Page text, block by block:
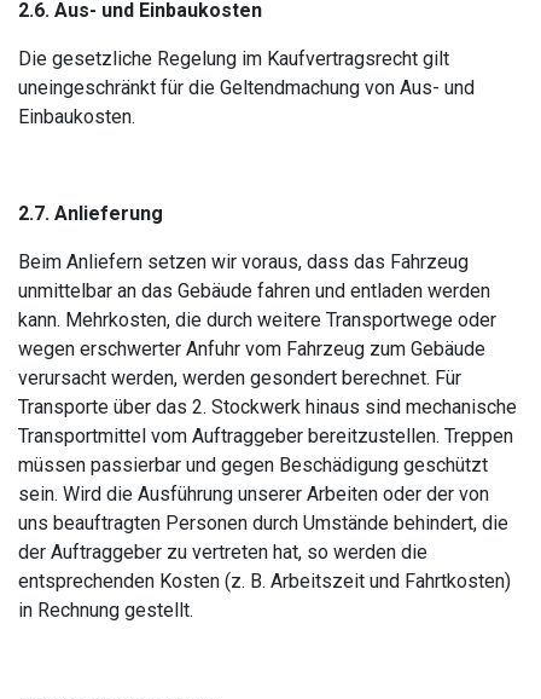
2.6. Aus- und Einbaukosten
Die gesetzliche Regelung im Kaufvertragsrecht gilt
uneingeschränkt für die Geltendmachung von Aus- und
Einbaukosten.
2.7. Anlieferung
Beim Anliefern setzen wir voraus, dass das Fahrzeug
unmittelbar an das Gebäude fahren und entladen werden
kann. Mehrkosten, die durch weitere Transportwege oder
wegen erschwerter Anfuhr vom Fahrzeug zum Gebäude
verursacht werden, werden gesondert berechnet. Für
Transporte über das 2. Stockwerk hinaus sind mechanische
Transportmittel vom Auftraggeber bereitzustellen. Treppen
müssen passierbar und gegen Beschädigung geschützt
sein. Wird die Ausführung unserer Arbeiten oder der von
uns beauftragten Personen durch Umstände behindert, die
der Auftraggeber zu vertreten hat, so werden die
entsprechenden Kosten (z. B. Arbeitszeit und Fahrtkosten)
in Rechnung gestellt.